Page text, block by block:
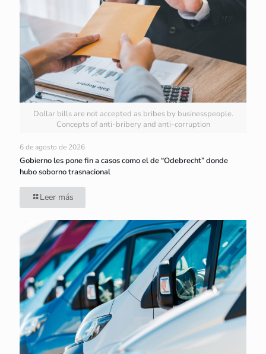
Dollar bills are not accepted as bribes by businesspeople.
Concepts of anti-bribery and anti-corruption
6 de agosto de 2026
Gobierno les pone fin a casos como el de “Odebrecht” donde
hubo soborno trasnacional
Leer más